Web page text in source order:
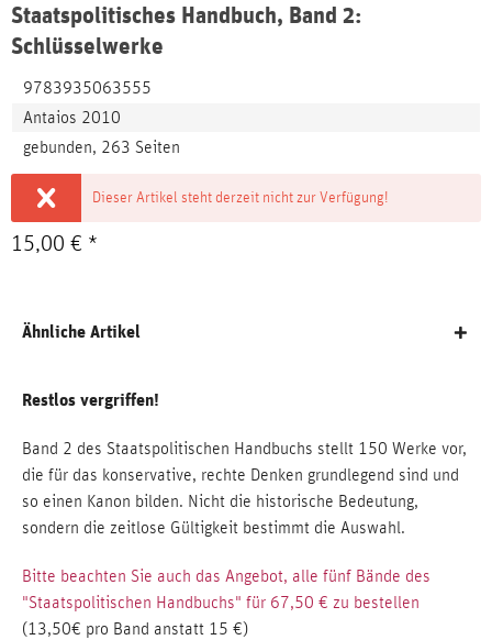
Staatspolitisches Handbuch, Band 2:
Schlüsselwerke
9783935063555
Antaios 2010
gebunden, 263 Seiten
Dieser Artikel steht derzeit nicht zur Verfügung!
15,00 € *
Ähnliche Artikel
Restlos vergriffen!
Band 2 des Staatspolitischen Handbuchs stellt 150 Werke vor,
die für das konservative, rechte Denken grundlegend sind und
so einen Kanon bilden. Nicht die historische Bedeutung,
sondern die zeitlose Gültigkeit bestimmt die Auswahl.
Bitte beachten Sie auch das Angebot, alle fünf Bände des
"Staatspolitischen Handbuchs" für 67,50 € zu bestellen
(13,50€ pro Band anstatt 15 €)